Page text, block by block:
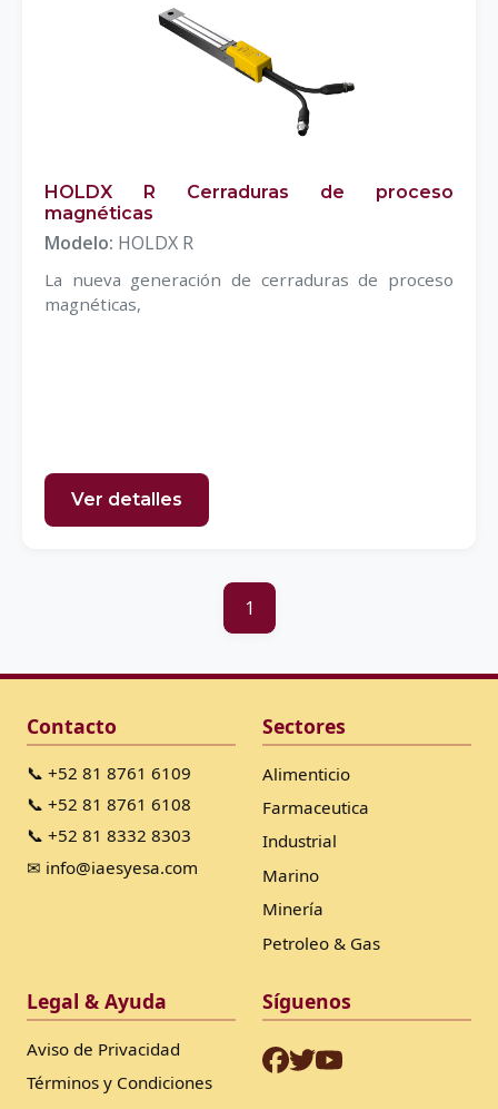
HOLDX R Cerraduras de proceso
magnéticas
Modelo: HOLDX R
La nueva generación de cerraduras de proceso
magnéticas,
Ver detalles
1
Contacto
📞 +52 81 8761 6109
📞 +52 81 8761 6108
📞 +52 81 8332 8303
✉ info@iaesyesa.com
Sectores
Alimenticio
Farmaceutica
Industrial
Marino
Minería
Petroleo & Gas
Legal & Ayuda
Aviso de Privacidad
Términos y Condiciones
Síguenos